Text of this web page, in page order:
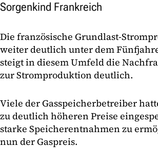
Sorgenkind Frankreich
Die französische Grundlast-
weiter deutlich unter dem
steigt in diesem Umfeld die
zur Stromproduktion deutlich.
Viele der Gasspeicherbetreiber
zu deutlich höheren Preise
starke Speicherentnahmen zu
nun der Gaspreis.